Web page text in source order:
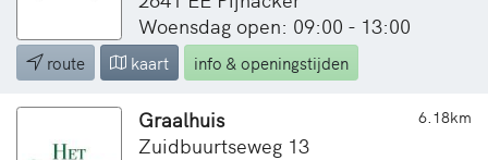
Woensdag open: 09:00 - 13:00
route kaart info & openingstijden
6.18km
Graalhuis
Zuidbuurtseweg 13